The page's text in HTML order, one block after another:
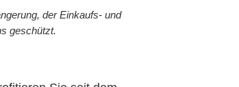
der Einkaufs- und
geschützt.